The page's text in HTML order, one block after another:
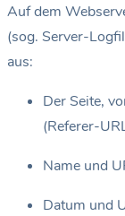
Auf dem
(sog. Server-
aus:
Der Seite,
(Referer-
Name und
Datum und